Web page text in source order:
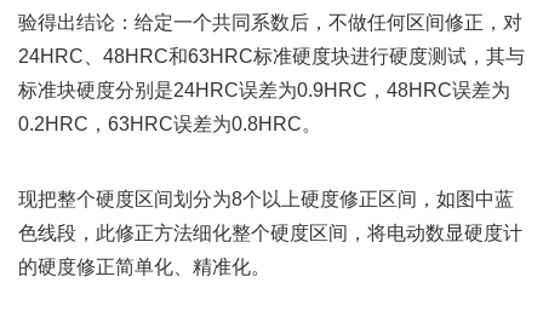
验得出结论：给定一个共同系数后，不做任何区间修正，对
24HRC、48HRC和63HRC标准硬度块进行硬度测试，其与
标准块硬度分别是24HRC误差为0.9HRC，48HRC误差为
0.2HRC，63HRC误差为0.8HRC。
现把整个硬度区间划分为8个以上硬度修正区间，如图中蓝
色线段，此修正方法细化整个硬度区间，将电动数显硬度计
的硬度修正简单化、精准化。